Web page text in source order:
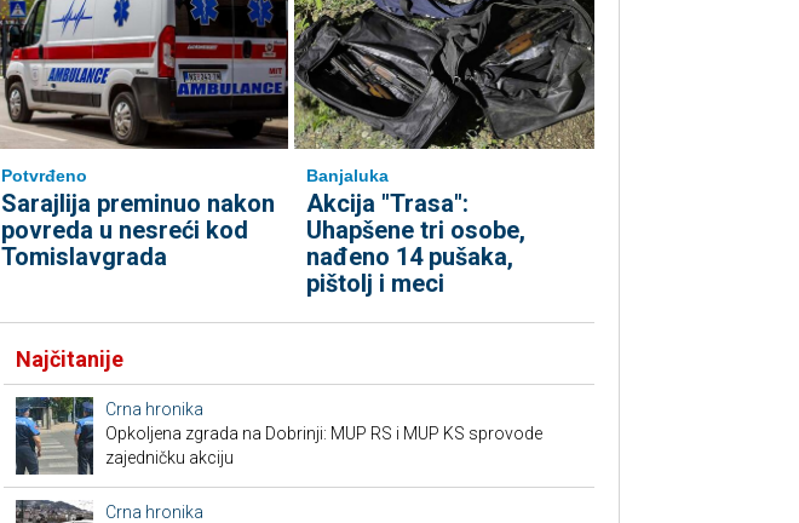
Potvrđeno
Sarajlija preminuo nakon
povreda u nesreći kod
Tomislavgrada
Banjaluka
Akcija "Trasa":
Uhapšene tri osobe,
nađeno 14 pušaka,
pištolj i meci
Najčitanije
Crna hronika
Opkoljena zgrada na Dobrinji: MUP RS i MUP KS sprovode
zajedničku akciju
Crna hronika